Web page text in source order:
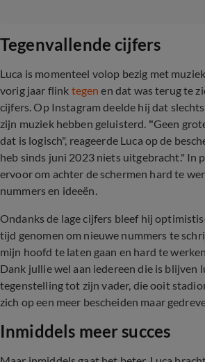
Tegenvallende cijfers
Luca is momenteel volop bezig met
vorig jaar flink tegen en dat was terug te
cijfers. Op Instagram deelde hij dat
zijn muziek hebben geluisterd. "Geen
dat is logisch", reageerde Luca op de
heb sinds juni 2023 niets uitgebracht." In
ervoor om achter de schermen hard te
nummers en ideeën.
Ondanks de lage cijfers bleef hij
tijd genomen om nieuwe nummers te
mijn hoofd te laten gaan en hard te
Dank jullie wel aan iedereen die is blijven
tegenstelling tot zijn vader, die ooit
zich op een meer bescheiden maar
Inmiddels meer succes